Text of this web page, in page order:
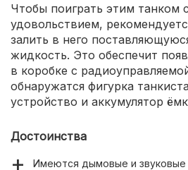
Чтобы поиграть этим танком
удовольствием,
залить в него
жидкость. Это обеспечит
в коробке с
обнаружатся фигурка
устройство и аккумулятор
Достоинства
Имеются дымовые и звуковые